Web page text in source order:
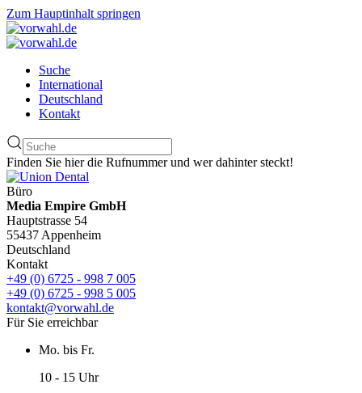
Zum Hauptinhalt springen
Suche
International
Deutschland
Kontakt
Finden Sie hier die Rufnummer und wer dahinter steckt!
Büro
Media Empire GmbH
Hauptstrasse 54
55437 Appenheim
Deutschland
Kontakt
+49 (0) 6725 - 998 7 005
+49 (0) 6725 - 998 5 005
kontakt@vorwahl.de
Für Sie erreichbar
Mo. bis Fr.
10 - 15 Uhr